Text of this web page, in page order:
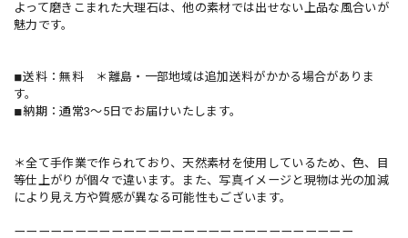
よって磨きこまれた大理石は、他の素材では出せない上品な風合いが
魅力です。
◾︎送料：無料 ＊離島・一部地域は追加送料がかかる場合がありま
す。
◾︎納期：通常3～5日でお届けいたします。
＊全て手作業で作られており、天然素材を使用しているため、色、目
等仕上がりが個々で違います。また、写真イメージと現物は光の加減
により見え方や質感が異なる可能性もございます。
ーーーーーーーーーーーーーーーーーーーーーーーーーーーー